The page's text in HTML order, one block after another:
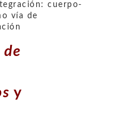
cuerpo-
vía de
de
y